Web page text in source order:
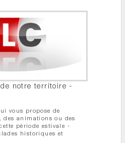
notre territoire -
vous propose de
des animations ou des
période estivale -
historiques et